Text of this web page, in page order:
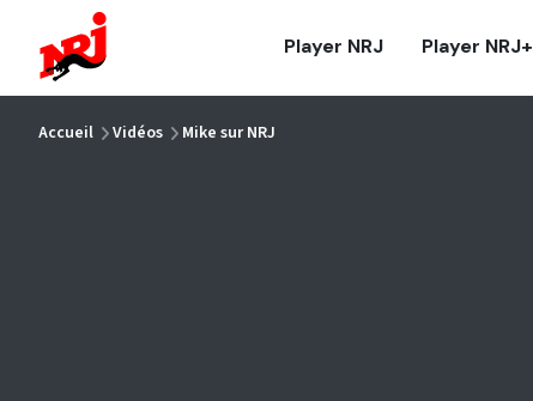
Player NRJ Player NRJ+
Accueil Vidéos Mike sur NRJ